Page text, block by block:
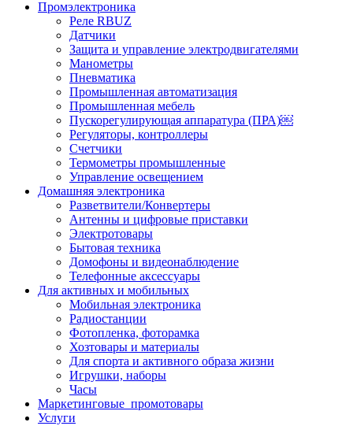
Промэлектроника
Реле RBUZ
Датчики
Защита и управление электродвигателями
Манометры
Пневматика
Промышленная автоматизация
Промышленная мебель
Пускорегулирующая аппаратура (ПРА)￼
Регуляторы, контроллеры
Счетчики
Термометры промышленные
Управление освещением
Домашняя электроника
Разветвители/Конвертеры
Антенны и цифровые приставки
Электротовары
Бытовая техника
Домофоны и видеонаблюдение
Телефонные аксессуары
Для активных и мобильных
Мобильная электроника
Радиостанции
Фотопленка, фоторамка
Хозтовары и материалы
Для спорта и активного образа жизни
Игрушки, наборы
Часы
Маркетинговые_промотовары
Услуги